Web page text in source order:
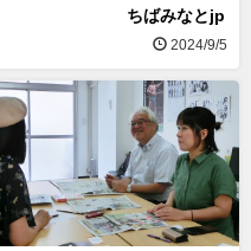
ちばみなとjp
2024/9/5